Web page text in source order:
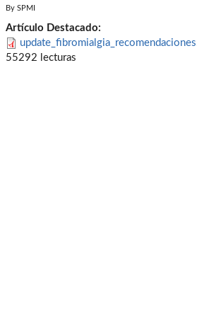
By SPMI
Artículo Destacado:
55292 lecturas